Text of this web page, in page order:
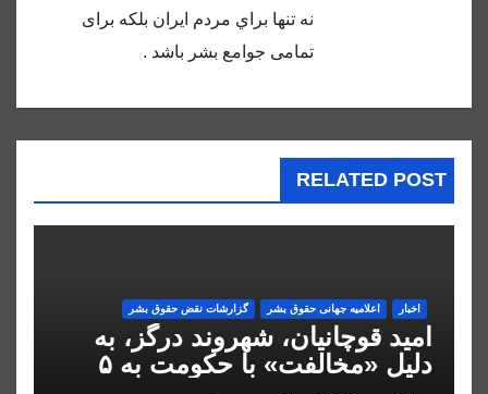
نه تنها براي مردم ايران بلكه براى
تمامى جوامع بشر باشد .
RELATED POST
اخبار اعلاميه جهانی حقوق بشر گزارشات نقض حقوق بشر
امید قوچانیان، شهروند درگز، به
دلیل «مخالفت» با حکومت به ۵